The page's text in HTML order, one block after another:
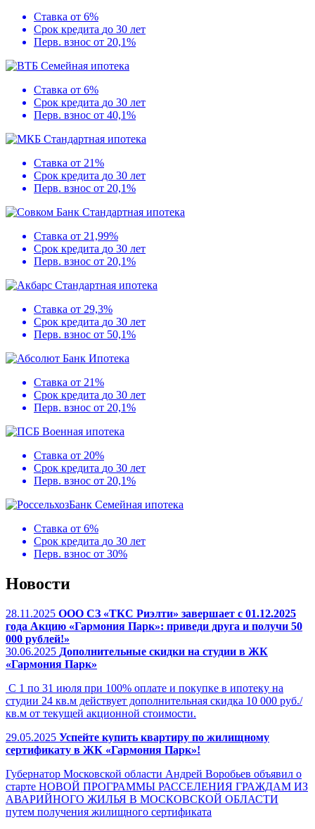
Ставка от 6%
Срок кредита до 30 лет
Перв. взнос от 20,1%
Семейная ипотека
Ставка от 6%
Срок кредита до 30 лет
Перв. взнос от 40,1%
Стандартная ипотека
Ставка от 21%
Срок кредита до 30 лет
Перв. взнос от 20,1%
Стандартная ипотека
Ставка от 21,99%
Срок кредита до 30 лет
Перв. взнос от 20,1%
Стандартная ипотека
Ставка от 29,3%
Срок кредита до 30 лет
Перв. взнос от 50,1%
Ипотека
Ставка от 21%
Срок кредита до 30 лет
Перв. взнос от 20,1%
Военная ипотека
Ставка от 20%
Срок кредита до 30 лет
Перв. взнос от 20,1%
Семейная ипотека
Ставка от 6%
Срок кредита до 30 лет
Перв. взнос от 30%
Новости
28.11.2025 ООО СЗ «ТКС Риэлти» завершает с 01.12.2025
года Акцию «Гармония Парк»: приведи друга и получи 50
000 рублей!»
30.06.2025 Дополнительные скидки на студии в ЖК
«Гармония Парк»
С 1 по 31 июля при 100% оплате и покупке в ипотеку на
студии 24 кв.м действует дополнительная скидка 10 000 руб./
кв.м от текущей акционной стоимости.
29.05.2025 Успейте купить квартиру по жилищному
сертификату в ЖК «Гармония Парк»!
Губернатор Московской области Андрей Воробьев объявил о
старте НОВОЙ ПРОГРАММЫ РАССЕЛЕНИЯ ГРАЖДАМ ИЗ
АВАРИЙНОГО ЖИЛЬЯ В МОСКОВСКОЙ ОБЛАСТИ
путем получения жилищного сертификата